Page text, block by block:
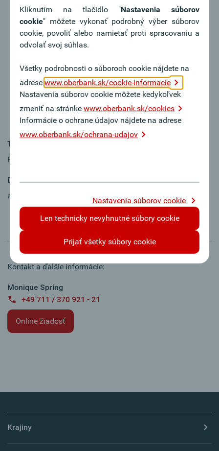
Sie haben ein betriebswirtschaftliches Studium
erfolgreich abgeschlossen und mehrjährige
Berufserfahrung im Kreditbereich. Alternativ verfügen
Sie über eine Ausbildung im Bankbereich mit
Sie sind rasch im Erfassen komplexer Strukturen und
haben ein hohes analytisches Denkvermögen
Sie sind kommunikationsstark, konfliktfähig und
belastbar
Sie handeln lösungsorientiert und arbeiten gerne im
Team
Typ úväzku:
Plný úväzok
Dátum nástupu:
ab sofort
Kontakt a ďalšie informácie:
Monique Spring
+49 711 / 370 921 - 21
Online žiadosť
Kliknutím na tlačidlo "Nastavenia súborov
cookie" môžete vykonať podrobný výber súborov
cookie, povoliť alebo namietať proti spracovaniu a
odvolať svoj súhlas.
Všetky podrobnosti o súboroch cookie nájdete na
adrese www.oberbank.sk/cookie-informacie
Nastavenia súborov cookie môžete kedykoľvek
zmeniť na stránke www.oberbank.sk/cookies
Informácie o ochrane údajov nájdete na adrese
www.oberbank.sk/ochrana-udajov
Nastavenia súborov cookie
Len technicky nevyhnutné súbory cookie
Prijať všetky súbory cookie
Krajiny